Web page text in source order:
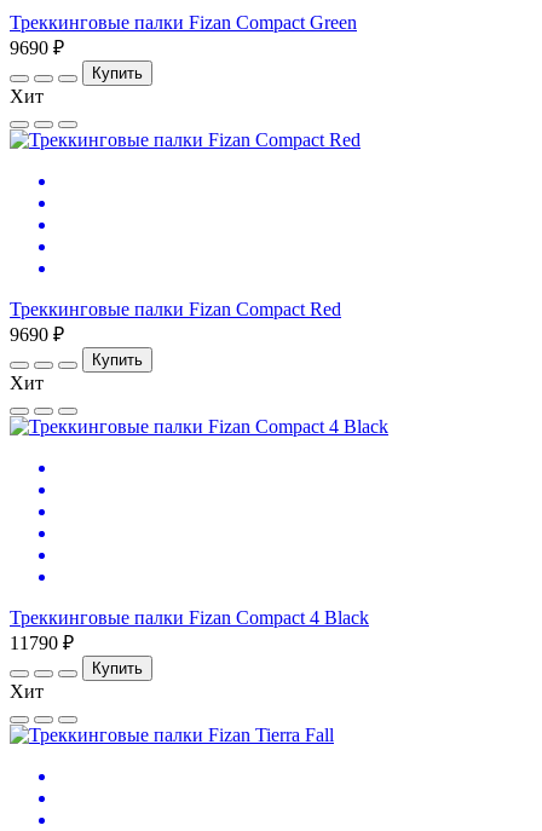
Треккинговые палки Fizan Compact Green
9690 ₽
Купить
Хит
Треккинговые палки Fizan Compact Red
9690 ₽
Купить
Хит
Треккинговые палки Fizan Compact 4 Black
11790 ₽
Купить
Хит